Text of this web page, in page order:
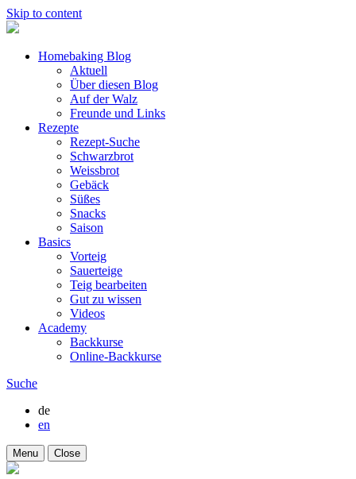
Skip to content
Homebaking Blog
Aktuell
Über diesen Blog
Auf der Walz
Freunde und Links
Rezepte
Rezept-Suche
Schwarzbrot
Weissbrot
Gebäck
Süßes
Snacks
Saison
Basics
Vorteig
Sauerteige
Teig bearbeiten
Gut zu wissen
Videos
Academy
Backkurse
Online-Backkurse
Suche
de
en
Menu Close